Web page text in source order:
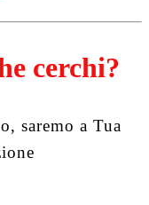
cerchi?
saremo a Tua